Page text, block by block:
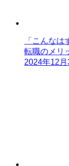
「こんな
転職のメリ
2024年12月